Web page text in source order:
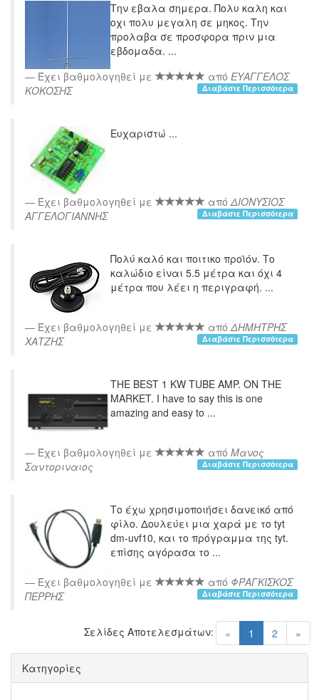
Την εβαλα σημερα. Πολυ καλη και
οχι πολυ μεγαλη σε μηκος. Την
προλαβα σε προσφορα πριν μια
εβδομαδα. ...
Έχει βαθμολογηθεί με
από ΕΥΑΓΓΕΛΟΣ
ΚΟΚΟΣΗΣ
Διαβάστε Περισσότερα
Ευχαριστώ ...
Έχει βαθμολογηθεί με απόΔΙΟΝΥΣΙΟΣ
ΑΓΓΕΛΟΓΙΑΝΝΗΣ
Διαβάστε Περισσότερα
Πολύ καλό και ποιτικο προϊόν. Το
καλώδιο είναι 5.5 μέτρα και όχι 4
μέτρα που λέει η περιγραφή. ...
Έχει βαθμολογηθεί με απόΔΗΜΗΤΡΗΣ
ΧΑΤΖΗΣ
Διαβάστε Περισσότερα
THE BEST 1 KW TUBE AMP. ON THE
MARKET. I have to say this is one
amazing and easy to ...
Έχει βαθμολογηθεί με από Μανος
Σαντοριναιος
Διαβάστε Περισσότερα
Το έχω χρησιμοποιήσει δανεικό από
φίλο. Δουλεύει μια χαρά με το tyt
dm-uvf10, και το πρόγραμμα της tyt.
επίσης αγόρασα το ...
Έχει βαθμολογηθεί με από ΦΡΑΓΚΙΣΚΟΣ
ΠΕΡΡΗΣ
Διαβάστε Περισσότερα
« 1 (current)
2 »
Σελίδες Αποτελεσμάτων:
Κατηγορίες